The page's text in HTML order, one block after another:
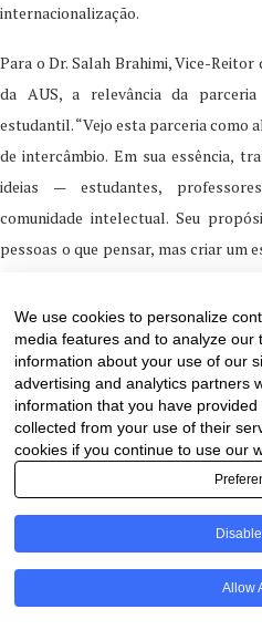
internacionalização.
Para o Dr. Salah Brahimi, Vice-
da AUS, a relevância da
estudantil. “Vejo esta parceria como
de intercâmbio. Em sua essência,
ideias — estudantes,
comunidade intelectual. Seu
pessoas o que pensar, mas criar um
culturas”, destacou.Segundo
cada vez mais conectado, a
diferencial indispensável para as
“A competência global é tão
técnico. Os estudantes precisam
curiosidade e confiança para atuar
perspectivas. A parceria entre a
essa oportunidade”, disse.
A escolha da Academia
We use cookies to personalize
media features and to analyze our
information about your use of our
advertising and analytics partners
information that you have
collected from your use of their
cookies if you continue to use our
Disable
Allow